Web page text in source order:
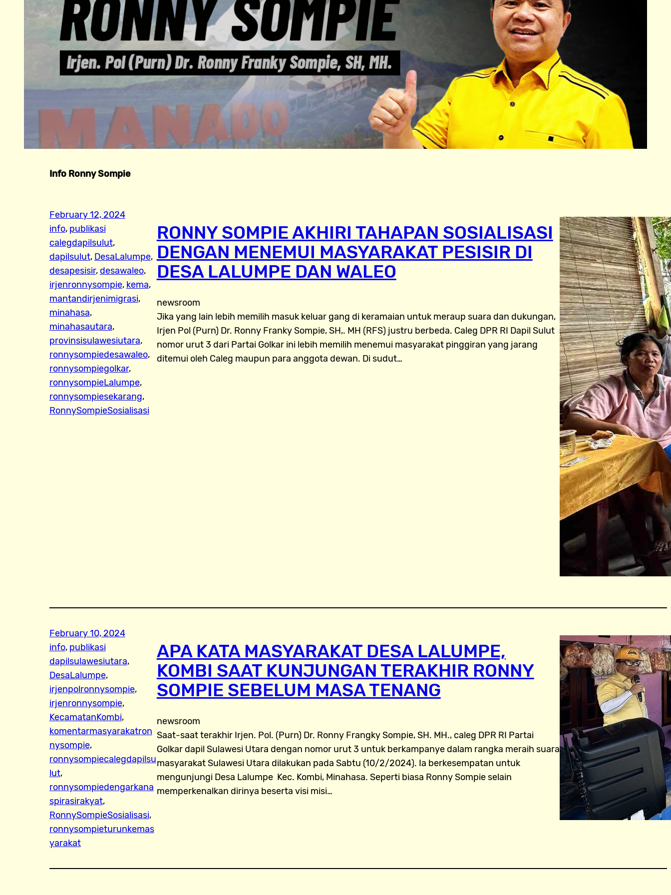
Info Ronny Sompie
February 12, 2024
info, publikasi
calegdapilsulut,
dapilsulut, DesaLalumpe,
desapesisir, desawaleo,
irjenronnysompie, kema ,
mantandirjenimigrasi,
minahasa ,
minahasautara ,
provinsisulawesiutara ,
ronnysompiedesawaleo,
ronnysompiegolkar,
ronnysompieLalumpe,
ronnysompiesekarang ,
RonnySompieSosialisasi
RONNY SOMPIE AKHIRI TAHAPAN SOSIALISASI
DENGAN MENEMUI MASYARAKAT PESISIR DI
DESA LALUMPE DAN WALEO
newsroom
Jika yang lain lebih memilih masuk keluar gang di keramaian untuk meraup suara dan dukungan,
Irjen Pol (Purn) Dr. Ronny Franky Sompie, SH,. MH (RFS) justru berbeda. Caleg DPR RI Dapil Sulut
nomor urut 3 dari Partai Golkar ini lebih memilih menemui masyarakat pinggiran yang jarang
ditemui oleh Caleg maupun para anggota dewan. Di sudut…
February 10, 2024
info, publikasi
dapilsulawesiutara ,
DesaLalumpe,
irjenpolronnysompie,
irjenronnysompie,
KecamatanKombi,
komentarmasyarakatron
nysompie,
ronnysompiecalegdapilsu
lut,
ronnysompiedengarkana
spirasirakyat,
RonnySompieSosialisasi,
ronnysompieturunkemas
yarakat
APA KATA MASYARAKAT DESA LALUMPE,
KOMBI SAAT KUNJUNGAN TERAKHIR RONNY
SOMPIE SEBELUM MASA TENANG
newsroom
Saat-saat terakhir Irjen. Pol. (Purn) Dr. Ronny Frangky Sompie, SH. MH., caleg DPR RI Partai
Golkar dapil Sulawesi Utara dengan nomor urut 3 untuk berkampanye dalam rangka meraih suara
masyarakat Sulawesi Utara dilakukan pada Sabtu (10/2/2024). Ia berkesempatan untuk
mengunjungi Desa Lalumpe Kec. Kombi, Minahasa. Seperti biasa Ronny Sompie selain
memperkenalkan dirinya beserta visi misi…